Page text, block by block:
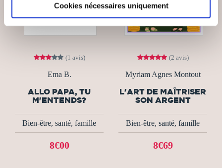
Cookies nécessaires uniquement
(1 avis)
Ema B.
ALLO PAPA, TU
M'ENTENDS?
Bien-être, santé, famille
8€00
(2 avis)
Myriam Agnes Montout
L'ART DE MAÎTRISER
SON ARGENT
Bien-être, santé, famille
8€69